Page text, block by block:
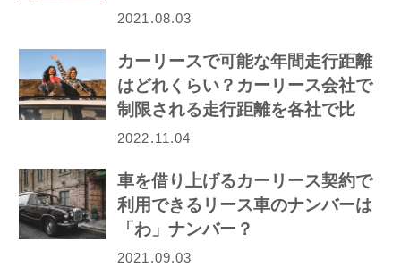
2021.08.03
カーリースで可能な年間走行距離
はどれくらい？カーリース会社で
制限される走行距離を各社で比
較！
2022.11.04
車を借り上げるカーリース契約で
利用できるリース車のナンバーは
「わ」ナンバー？
2021.09.03